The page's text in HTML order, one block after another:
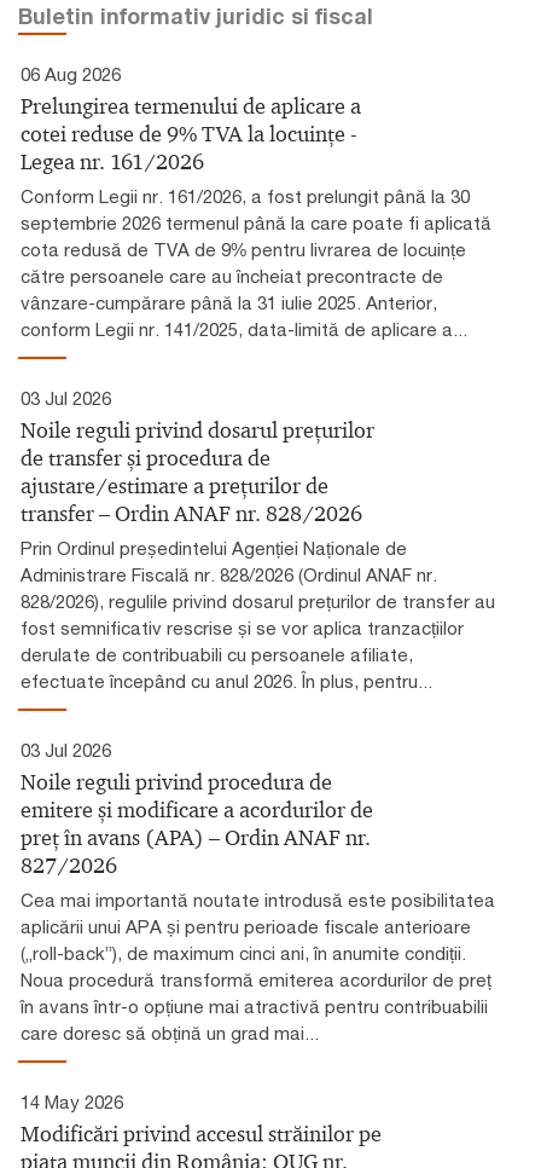
Buletin informativ juridic si fiscal
06 Aug 2026
Prelungirea termenului de aplicare a
cotei reduse de 9% TVA la locuințe -
Legea nr. 161/2026
Conform Legii nr. 161/2026, a fost prelungit până la 30
septembrie 2026 termenul până la care poate fi aplicată
cota redusă de TVA de 9% pentru livrarea de locuințe
către persoanele care au încheiat precontracte de
vânzare-cumpărare până la 31 iulie 2025. Anterior,
conform Legii nr. 141/2025, data-limită de aplicare a...
03 Jul 2026
Noile reguli privind dosarul prețurilor
de transfer și procedura de
ajustare/estimare a prețurilor de
transfer – Ordin ANAF nr. 828/2026
Prin Ordinul președintelui Agenției Naționale de
Administrare Fiscală nr. 828/2026 (Ordinul ANAF nr.
828/2026), regulile privind dosarul prețurilor de transfer au
fost semnificativ rescrise și se vor aplica tranzacțiilor
derulate de contribuabili cu persoanele afiliate,
efectuate începând cu anul 2026. În plus, pentru...
03 Jul 2026
Noile reguli privind procedura de
emitere și modificare a acordurilor de
preț în avans (APA) – Ordin ANAF nr.
827/2026
Cea mai importantă noutate introdusă este posibilitatea
aplicării unui APA și pentru perioade fiscale anterioare
(„roll-back”), de maximum cinci ani, în anumite condiții.
Noua procedură transformă emiterea acordurilor de preț
în avans într-o opțiune mai atractivă pentru contribuabilii
care doresc să obțină un grad mai...
14 May 2026
Modificări privind accesul străinilor pe
piața muncii din România: OUG nr.